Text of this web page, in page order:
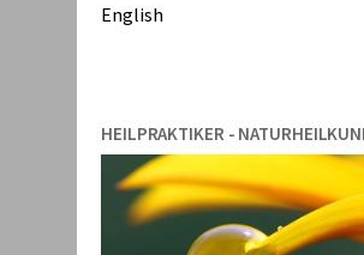
English
HEILPRAKTIKER -